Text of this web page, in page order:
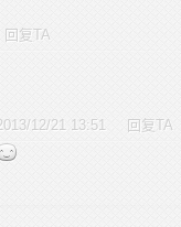
回复TA
12/21 13:51
回复TA